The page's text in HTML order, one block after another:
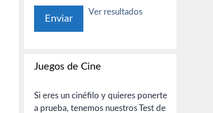
Ver resultados
Juegos de Cine
Si eres un cinéfilo y quieres ponerte
a prueba, tenemos nuestros Test de